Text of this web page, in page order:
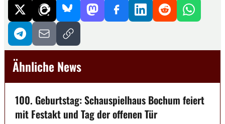
Ähnliche News
100. Geburtstag: Schauspielhaus Bochum feiert
mit Festakt und Tag der offenen Tür